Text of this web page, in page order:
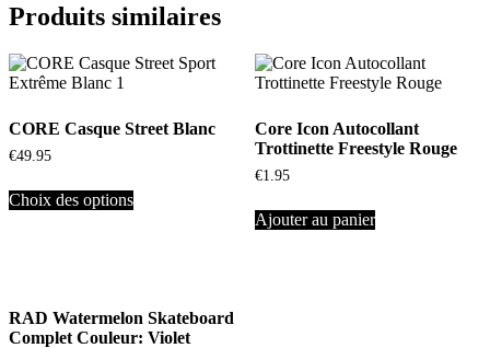
Produits similaires
CORE Casque Street Blanc
€49.95
Choix des options
Core Icon Autocollant
Trottinette Freestyle Rouge
€1.95
Ajouter au panier
RAD Watermelon Skateboard
Complet Couleur: Violet